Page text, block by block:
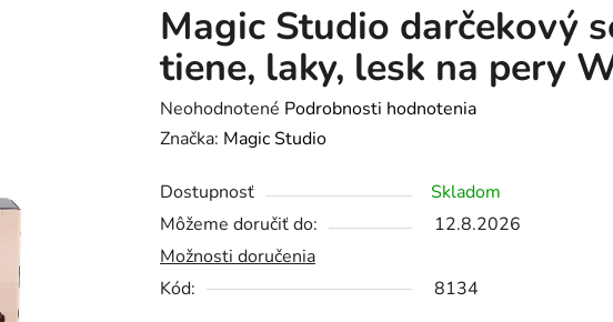
Magic Studio darčekový
tiene, laky, lesk na pery
Priemerné
hodnotenie
je
0,0
z
5
Neohodnotené Podrobnosti hodnotenia
Značka: Magic Studio
Dostupnosť
Skladom
Môžeme doručiť do:
12.8.2026
Možnosti doručenia
Kód:
8134